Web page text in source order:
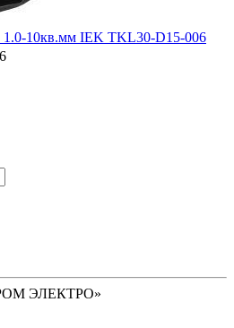
10кв.мм IEK TKL30-D15-006
ЭЛЕКТРО»